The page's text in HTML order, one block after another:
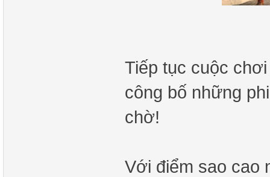
Tiếp tục cuộc
công bố những
chờ!
Với điểm sao cao